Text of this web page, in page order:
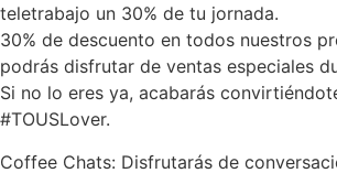
teletrabajo un 30% de tu jornada.
30% de descuento en todos nuestros
podrás disfrutar de ventas especiales
Si no lo eres ya, acabarás
#TOUSLover.
Coffee Chats: Disfrutarás de